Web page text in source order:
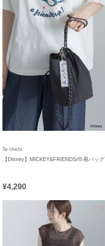
Te chichi
【Disney】MICKEY&FRIENDS/巾着バッグ
¥4,290